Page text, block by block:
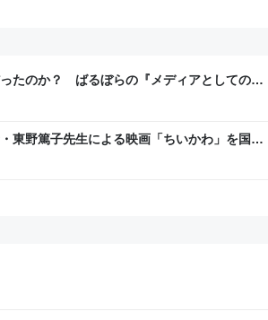
たのか？ ばるぼらの『メディアとしてのロ
東野篤子先生による映画「ちいかわ」を国際